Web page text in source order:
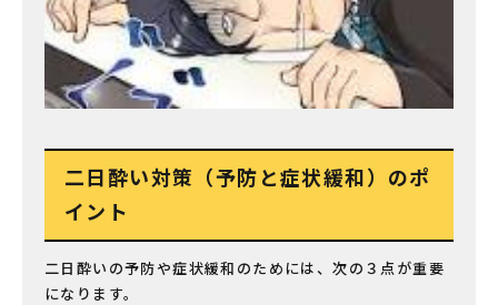
二日酔い対策（予防と症状緩和）のポ
イント
二日酔いの予防や症状緩和のためには、次の３点が重要
になります。